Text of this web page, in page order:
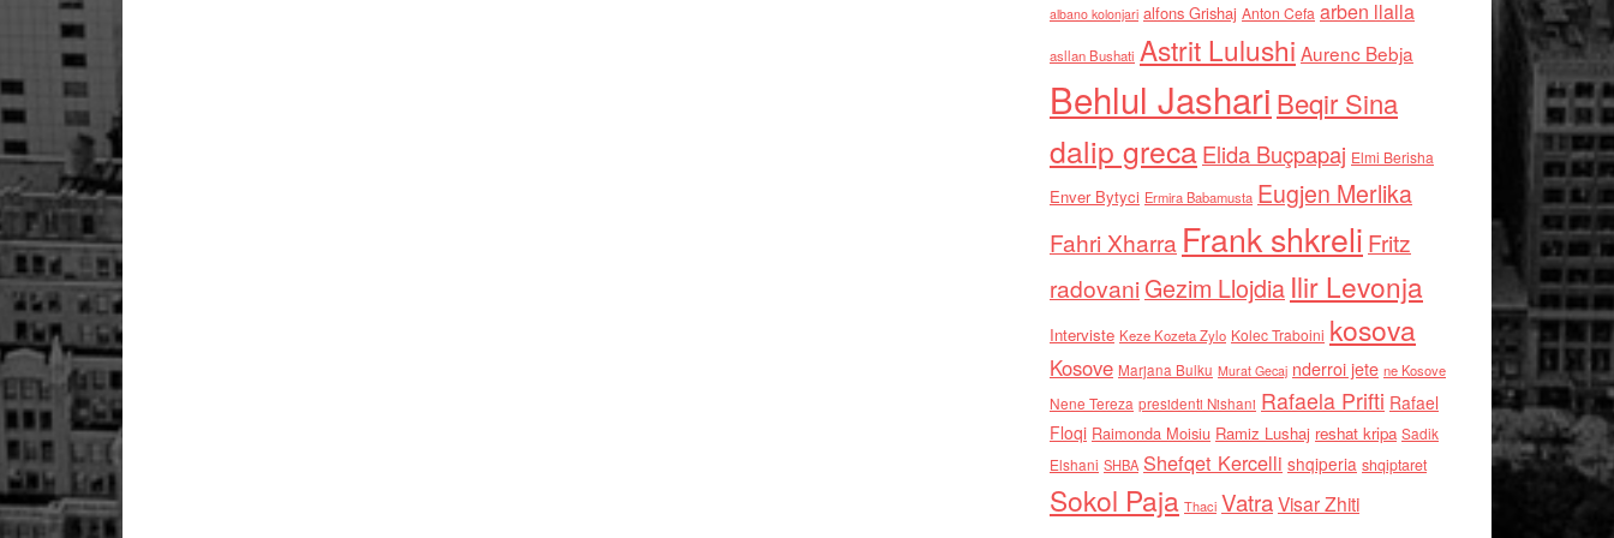
albano kolonjari alfons Grishaj Anton Cefa arben llalla
asllan Bushati Astrit Lulushi Aurenc Bebja
Behlul Jashari Beqir Sina
dalip grecaElida Buçpapaj Elmi Berisha
Enver Bytyci Ermira Babamusta Eugjen Merlika
Fahri Xharra Frank shkreli Fritz
radovaniGezim Llojdia Ilir Levonja
Interviste Keze Kozeta Zylo Kolec Traboini kosova
Kosove Marjana Bulku Murat Gecaj nderroi jete ne Kosove
Nene Tereza presidenti Nishani Rafaela Prifti Rafael
Floqi Raimonda Moisiu Ramiz Lushaj reshat kripa Sadik
Elshani SHBA Shefqet Kercelli shqiperia shqiptaret
Sokol Paja Thaci VatraVisar Zhiti